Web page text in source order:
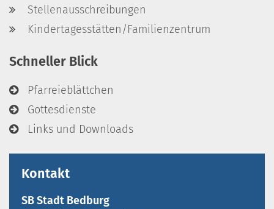
Stellenausschreibungen
Kindertagesstätten/Familienzentrum
Schneller Blick
Pfarreieblättchen
Gottesdienste
Links und Downloads
Kontakt
SB Stadt Bedburg